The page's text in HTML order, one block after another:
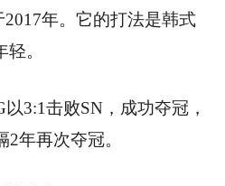
年。它的打法是韩式
。
3:1击败SN，成功夺冠，
年再次夺冠。